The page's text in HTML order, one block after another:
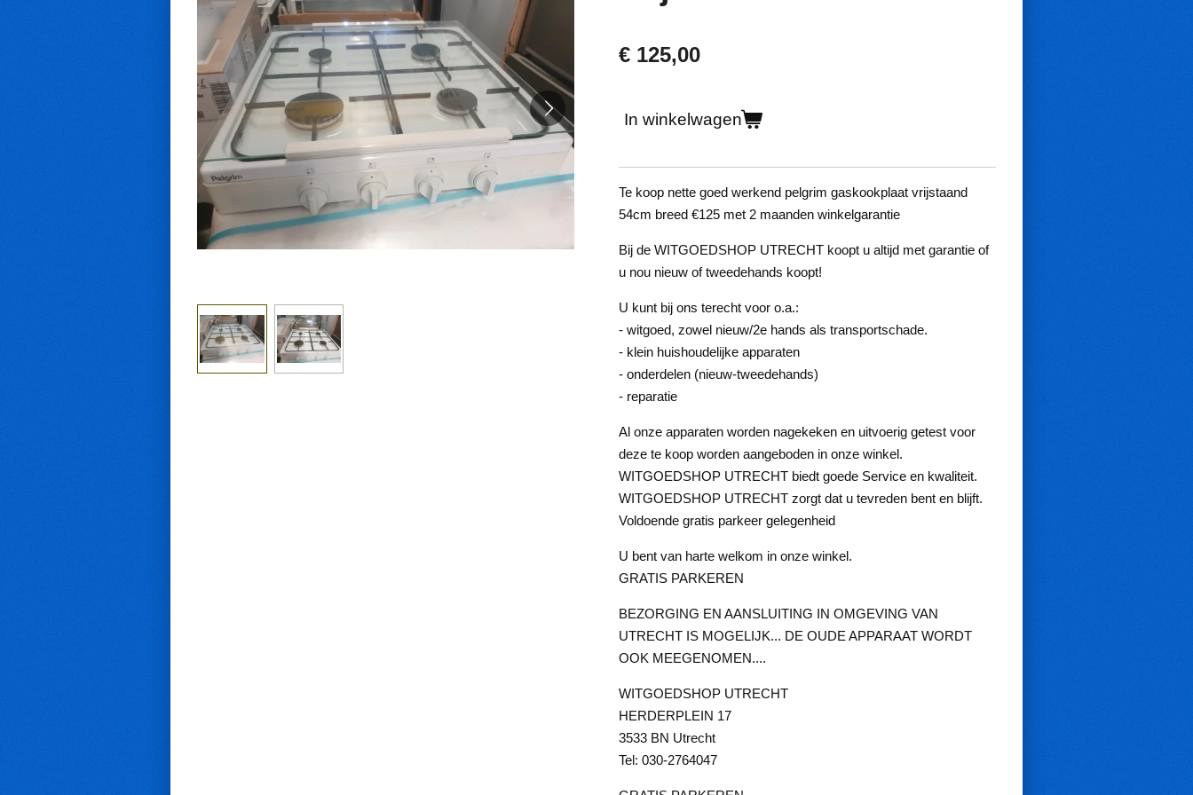
€ 125,00
In winkelwagen
Te koop nette goed werkend pelgrim gaskookplaat vrijstaand
54cm breed €125 met 2 maanden winkelgarantie
Bij de WITGOEDSHOP UTRECHT koopt u altijd met garantie of
u nou nieuw of tweedehands koopt!
U kunt bij ons terecht voor o.a.:
- witgoed, zowel nieuw/2e hands als transportschade.
- klein huishoudelijke apparaten
- onderdelen (nieuw-tweedehands)
- reparatie
Al onze apparaten worden nagekeken en uitvoerig getest voor
deze te koop worden aangeboden in onze winkel.
WITGOEDSHOP UTRECHT biedt goede Service en kwaliteit.
WITGOEDSHOP UTRECHT zorgt dat u tevreden bent en blijft.
Voldoende gratis parkeer gelegenheid
U bent van harte welkom in onze winkel.
GRATIS PARKEREN
BEZORGING EN AANSLUITING IN OMGEVING VAN
UTRECHT IS MOGELIJK... DE OUDE APPARAAT WORDT
OOK MEEGENOMEN....
WITGOEDSHOP UTRECHT
HERDERPLEIN 17
3533 BN Utrecht
Tel: 030-2764047